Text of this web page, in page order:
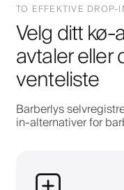
TO EFFEKTIVE
Velg ditt
avtaler eller
venteliste
Barberlys
in-alternativer for